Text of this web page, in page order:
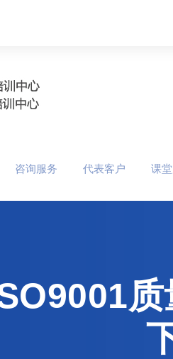
咨询服务 代表客户 课